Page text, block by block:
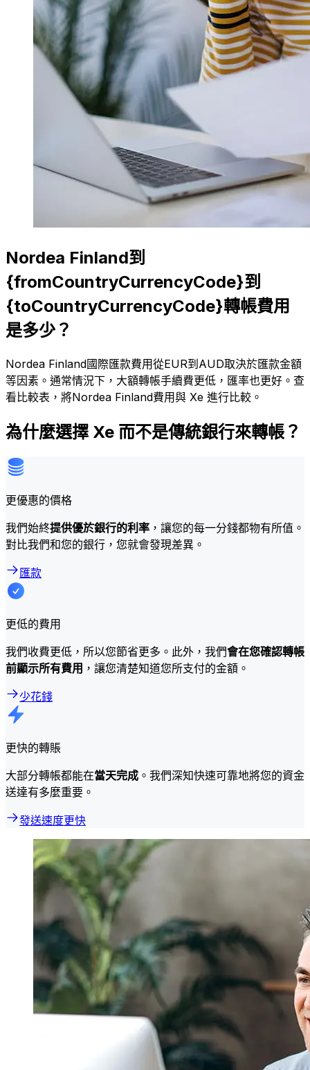
Nordea Finland到
{fromCountryCurrencyCode}到
{toCountryCurrencyCode}轉帳費用
是多少？
Nordea Finland國際匯款費用從EUR到AUD取決於匯款金額
等因素。通常情況下，大額轉帳手續費更低，匯率也更好。查
看比較表，將Nordea Finland費用與 Xe 進行比較。
為什麼選擇 Xe 而不是傳統銀行來轉帳？
更優惠的價格
我們始終提供優於銀行的利率 ，讓您的每一分錢都物有所值。
對比我們和您的銀行，您就會發現差異。
匯款
更低的費用
我們收費更低，所以您節省更多。此外，我們會在您確認轉帳
前顯示所有費用 ，讓您清楚知道您所支付的金額。
少花錢
更快的轉賬
大部分轉帳都能在當天完成 。我們深知快速可靠地將您的資金
送達有多麼重要。
發送速度更快